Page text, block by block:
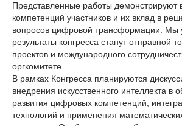
Представленные работы демонстрируют
компетенций участников и их вклад в
вопросов цифровой трансформации. Мы
результаты конгресса станут отправной
проектов и международного
оргкомитете.
В рамках Конгресса планируются
внедрения искусственного интеллекта в
развития цифровых компетенций,
технологий и применения